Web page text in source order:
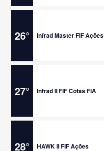
26° Infrad Master FIF Ações
27° Infrad II FIF Cotas FIA
28° HAWK II FIF Ações